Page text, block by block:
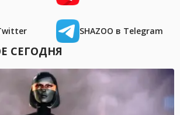
SHAZOO в Telegram
СЕГОДНЯ